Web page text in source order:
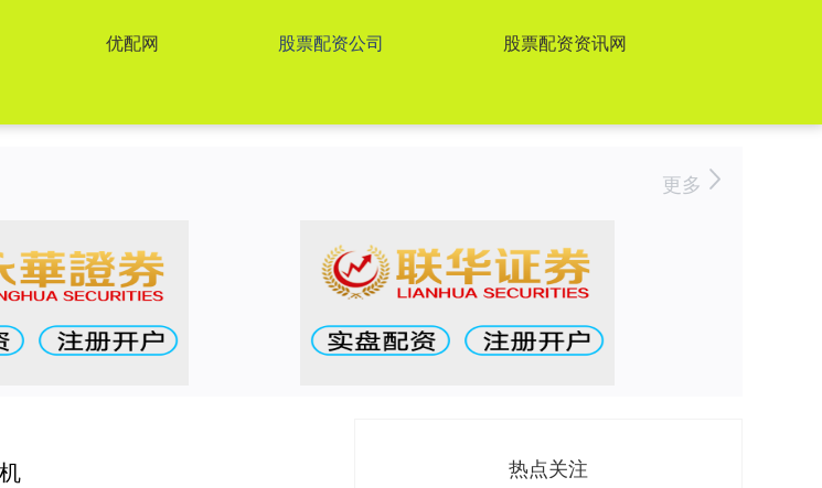
优配网 股票配资公司 股票配资资讯网
更多
热点关注